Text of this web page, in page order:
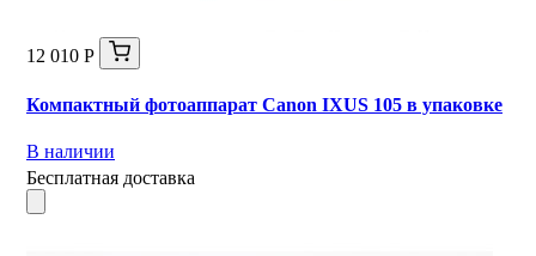
12 010 Р
Компактный фотоаппарат Canon IXUS 105 в упаковке
В наличии
Бесплатная доставка